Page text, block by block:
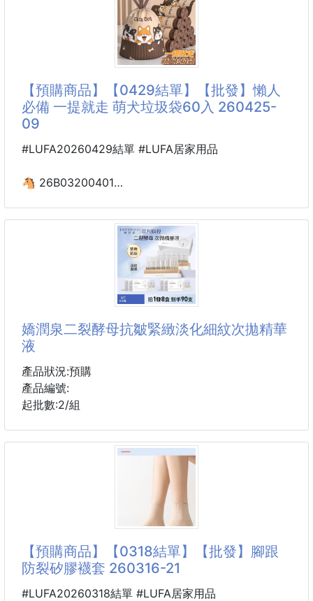
維持柔韌彈性，降低龜裂風險
✅✨一擦即亮・快速煥新
小尺寸不占空間的設計，可以折疊也可以展開
#手機配件 #支架 #手機支架
【預購商品】【0429結單】【批發】懶人
必備 一提就走 萌犬垃圾袋60入 260425-
09
#LUFA20260429結單 #LUFA居家用品
🐴 26B03200401
·🛡️加厚強韌材質，防漏防破超耐用：
升級加厚PE材質，韌性拉滿！
裝滿剩菜、湯汁、重物也不破裂、不滲漏，承重力超
心💪
·🧤一體式提繩設計，收口防臭不髒手：
自帶加寬提繩，一拉收口就能輕鬆提走，牢牢鎖住異味
不擴散，不用用手碰垃圾，丟垃圾乾淨又衛生，徹底告
·🎀萌趣柴犬印花，高顏值不突兀：
軟萌柯基、柴犬印花，奶茶棕配色超溫柔，不僅是垃圾
嬌潤泉二裂酵母抗皺緊緻淡化細紋次拋精華
液
產品狀況:預購
產品編號:
起批數:2/組
【預購商品】【0318結單】【批發】腳跟
防裂矽膠襪套 260316-21
#LUFA20260318結單 #LUFA居家用品